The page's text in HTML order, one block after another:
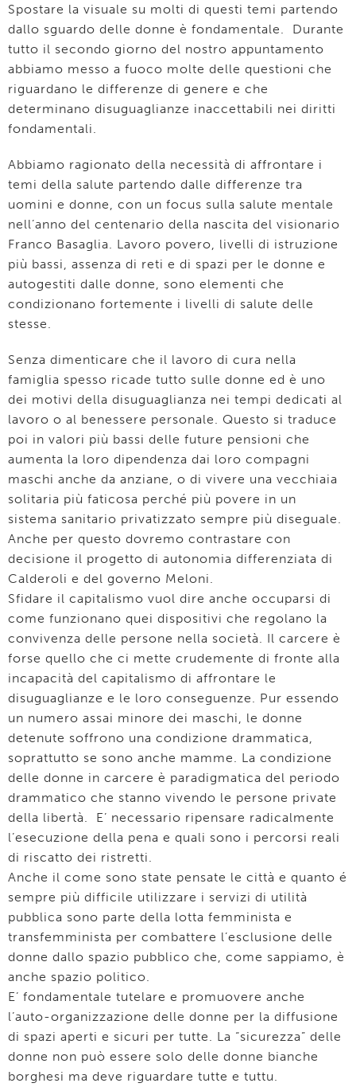
Spostare la visuale su molti di questi temi partendo
dallo sguardo delle donne è fondamentale. Durante
tutto il secondo giorno del nostro appuntamento
abbiamo messo a fuoco molte delle questioni che
riguardano le differenze di genere e che
determinano disuguaglianze inaccettabili nei diritti
fondamentali.
Abbiamo ragionato della necessità di affrontare i
temi della salute partendo dalle differenze tra
uomini e donne, con un focus sulla salute mentale
nell’anno del centenario della nascita del visionario
Franco Basaglia. Lavoro povero, livelli di istruzione
più bassi, assenza di reti e di spazi per le donne e
autogestiti dalle donne, sono elementi che
condizionano fortemente i livelli di salute delle
stesse.
Senza dimenticare che il lavoro di cura nella
famiglia spesso ricade tutto sulle donne ed è uno
dei motivi della disuguaglianza nei tempi dedicati al
lavoro o al benessere personale. Questo si traduce
poi in valori più bassi delle future pensioni che
aumenta la loro dipendenza dai loro compagni
maschi anche da anziane, o di vivere una vecchiaia
solitaria più faticosa perché più povere in un
sistema sanitario privatizzato sempre più diseguale.
Anche per questo dovremo contrastare con
decisione il progetto di autonomia differenziata di
Calderoli e del governo Meloni.
Sfidare il capitalismo vuol dire anche occuparsi di
come funzionano quei dispositivi che regolano la
convivenza delle persone nella società. Il carcere è
forse quello che ci mette crudemente di fronte alla
incapacità del capitalismo di affrontare le
disuguaglianze e le loro conseguenze. Pur essendo
un numero assai minore dei maschi, le donne
detenute soffrono una condizione drammatica,
soprattutto se sono anche mamme. La condizione
delle donne in carcere è paradigmatica del periodo
drammatico che stanno vivendo le persone private
della libertà. E’ necessario ripensare radicalmente
l’esecuzione della pena e quali sono i percorsi reali
di riscatto dei ristretti.
Anche il come sono state pensate le città e quanto é
sempre più difficile utilizzare i servizi di utilità
pubblica sono parte della lotta femminista e
transfemminista per combattere l’esclusione delle
donne dallo spazio pubblico che, come sappiamo, è
anche spazio politico.
E’ fondamentale tutelare e promuovere anche
l’auto-organizzazione delle donne per la diffusione
di spazi aperti e sicuri per tutte. La “sicurezza” delle
donne non può essere solo delle donne bianche
borghesi ma deve riguardare tutte e tuttu.